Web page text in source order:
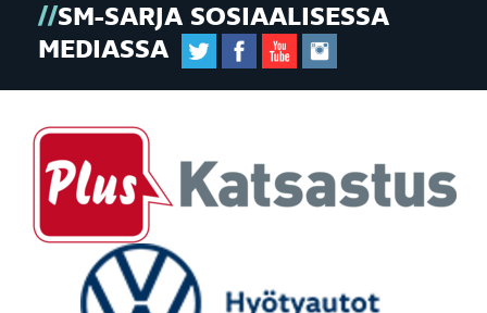
SM-SARJA SOSIAALISESSA
MEDIASSA